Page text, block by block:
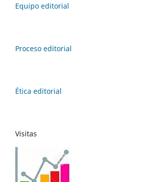
Equipo editorial
Proceso editorial
Ética editorial
Visitas